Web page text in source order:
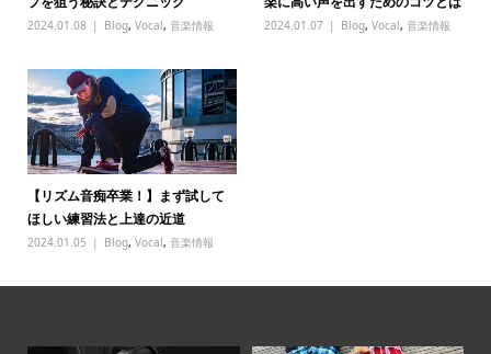
2024.01.08 Blog, Vocal, 音楽情報 2024.01.07 Blog,Vocal,音楽情報
【リズム音痴卒業！】まず試して
ほしい練習法と上達の近道
2024.01.05 Blog, Vocal, 音楽情報